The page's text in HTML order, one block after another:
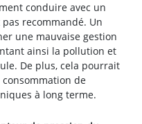
conduire avec un
recommandé. Un
une mauvaise gestion
ainsi la pollution et
De plus, cela pourrait
de
à long terme.